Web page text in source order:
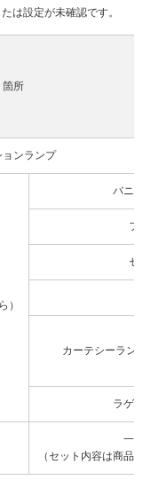
は設定が未確認です。
箇所
ョンランプ
）
バニ
フ
セ
カーテシーラン
ラゲ
一
（セット内容は商品